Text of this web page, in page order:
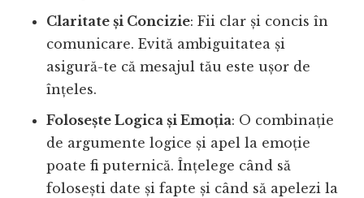
Claritate și Concizie: Fii clar și concis în
comunicare. Evită ambiguitatea și
asigură-te că mesajul tău este ușor de
înțeles.
Folosește Logica și Emoția: O combinație
de argumente logice și apel la emoție
poate fi puternică. Înțelege când să
folosești date și fapte și când să apelezi la